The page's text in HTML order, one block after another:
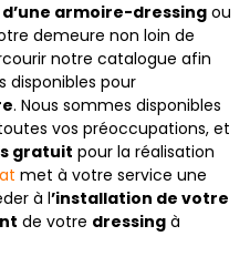
armoire-dressing ou
demeure non loin de
notre catalogue afin
disponibles pour
. Nous sommes disponibles
vos préoccupations, et
gratuit pour la réalisation
met à votre service une
à l’installation de votre
de votre dressing à